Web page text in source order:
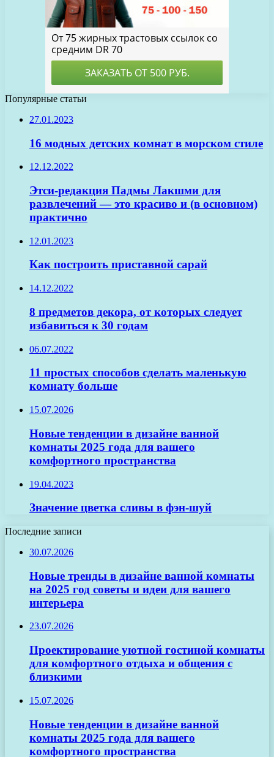
Популярные статьи
27.01.2023
16 модных детских комнат в морском стиле
12.12.2022
Этси-редакция Падмы Лакшми для
развлечений — это красиво и (в основном)
практично
12.01.2023
Как построить приставной сарай
14.12.2022
8 предметов декора, от которых следует
избавиться к 30 годам
06.07.2022
11 простых способов сделать маленькую
комнату больше
15.07.2026
Новые тенденции в дизайне ванной
комнаты 2025 года для вашего
комфортного пространства
19.04.2023
Значение цветка сливы в фэн-шуй
Последние записи
30.07.2026
Новые тренды в дизайне ванной комнаты
на 2025 год советы и идеи для вашего
интерьера
23.07.2026
Проектирование уютной гостиной комнаты
для комфортного отдыха и общения с
близкими
15.07.2026
Новые тенденции в дизайне ванной
комнаты 2025 года для вашего
комфортного пространства